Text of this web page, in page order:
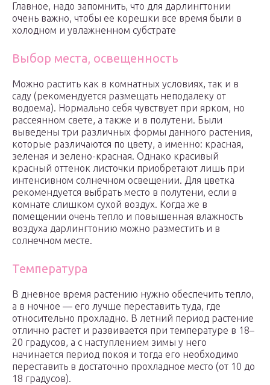
Главное, надо запомнить, что для дарлингтонии
очень важно, чтобы ее корешки все время были в
холодном и увлажненном субстрате
Выбор места, освещенность
Можно растить как в комнатных условиях, так и в
саду (рекомендуется размещать неподалеку от
водоема). Нормально себя чувствует при ярком, но
рассеянном свете, а также и в полутени. Были
выведены три различных формы данного растения,
которые различаются по цвету, а именно: красная,
зеленая и зелено-красная. Однако красивый
красный оттенок листочки приобретают лишь при
интенсивном солнечном освещении. Для цветка
рекомендуется выбрать место в полутени, если в
комнате слишком сухой воздух. Когда же в
помещении очень тепло и повышенная влажность
воздуха дарлингтонию можно разместить и в
солнечном месте.
Температура
В дневное время растению нужно обеспечить тепло,
а в ночное ― его лучше переставить туда, где
относительно прохладно. В летний период растение
отлично растет и развивается при температуре в 18–
20 градусов, а с наступлением зимы у него
начинается период покоя и тогда его необходимо
переставить в достаточно прохладное место (от 10 до
18 градусов).